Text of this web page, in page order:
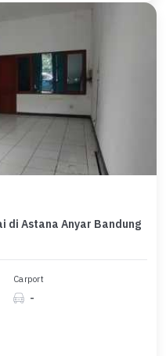
di Astana Anyar Bandung
Carport
-